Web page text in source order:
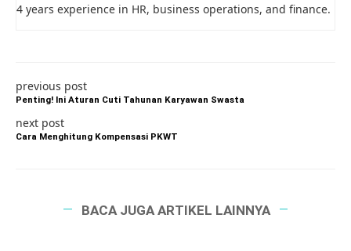
4 years experience in HR, business operations, and finance.
previous post
Penting! Ini Aturan Cuti Tahunan Karyawan Swasta
next post
Cara Menghitung Kompensasi PKWT
BACA JUGA ARTIKEL LAINNYA